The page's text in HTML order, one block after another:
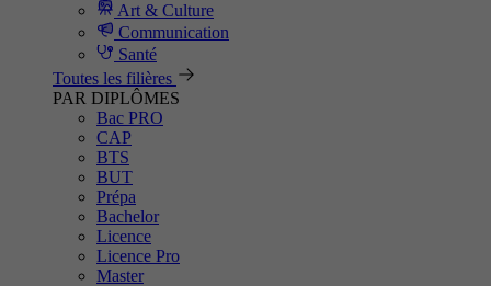
Art & Culture
Communication
Santé
Toutes les filières
PAR DIPLÔMES
Bac PRO
CAP
BTS
BUT
Prépa
Bachelor
Licence
Licence Pro
Master